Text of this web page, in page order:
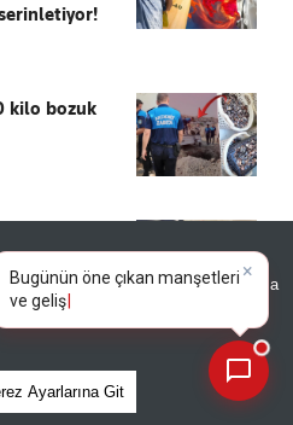
adına sitemizde
KVKK ve GDPR kapsamında
içinAydınlatma Metnimizi
Ayarlarına Git
kilo bozuk
yayın balığı
"Böylesini
×
Bugünün öne çıkan manşetleri
ve gelişmeleri neler?